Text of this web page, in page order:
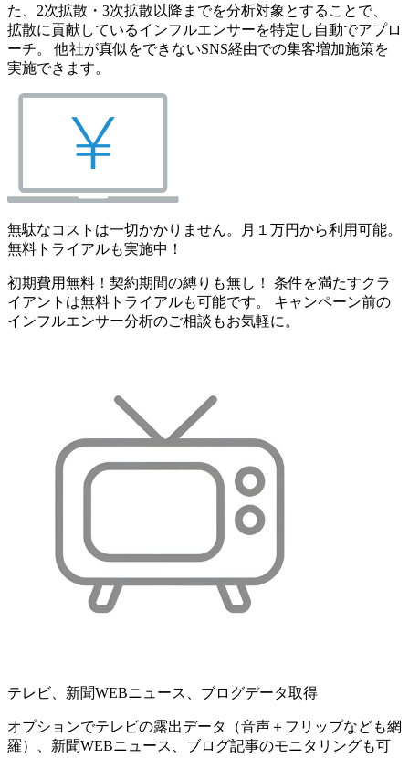
た、2次拡散・3次拡散以降までを分析対象とすることで、
拡散に貢献しているインフルエンサーを特定し自動でアプロ
ーチ。 他社が真似をできないSNS経由での集客増加施策を
実施できます。
無駄なコストは一切かかりません。月１万円から利用可能。
無料トライアルも実施中！
初期費用無料！契約期間の縛りも無し！ 条件を満たすクラ
イアントは無料トライアルも可能です。 キャンペーン前の
インフルエンサー分析のご相談もお気軽に。
テレビ、新聞WEBニュース、ブログデータ取得
オプションでテレビの露出データ（音声＋フリップなども網
羅）、新聞WEBニュース、ブログ記事のモニタリングも可